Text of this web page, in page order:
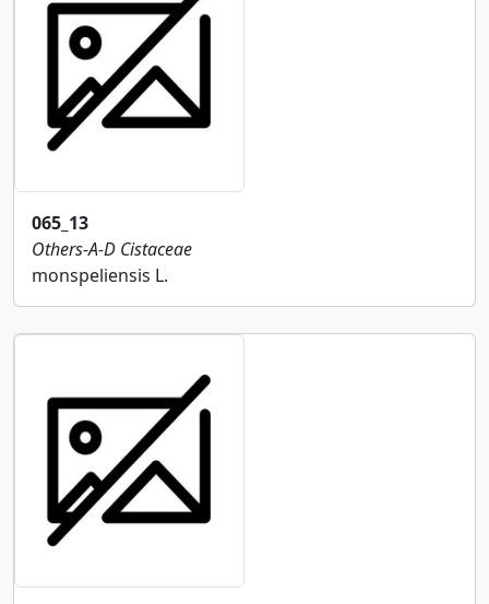
065_13
Others-A-D Cistaceae
monspeliensis L.